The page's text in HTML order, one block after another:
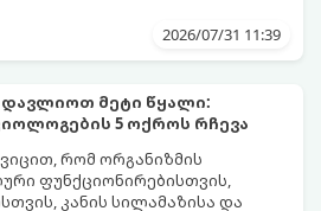
ამ მომენტამდე ბევრად ადრე
40-დან 50 წლამდე ასაკში იწყება
4-დან 8 წლამდე
რომ ეს პერიოდი შფოთვის
მნიშვნელოვანია
სიგნალებს გზავნის ორგანიზმი
შეიმსუბუქოთ მდგომარეობა
2026/07/31 11:39
მეტი წყალი:
5 ოქროს რჩევა
რომ ორგანიზმის
ფუნქციონირებისთვის,
კანის სილამაზისა და